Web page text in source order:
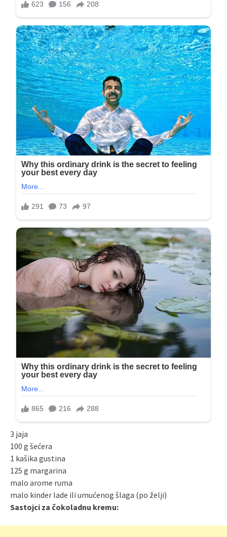
3 jaja
100 g šećera
1 kašika gustina
125 g margarina
malo arome ruma
malo kinder lade ili umućenog šlaga (po želji)
Sastojci za čokoladnu kremu: